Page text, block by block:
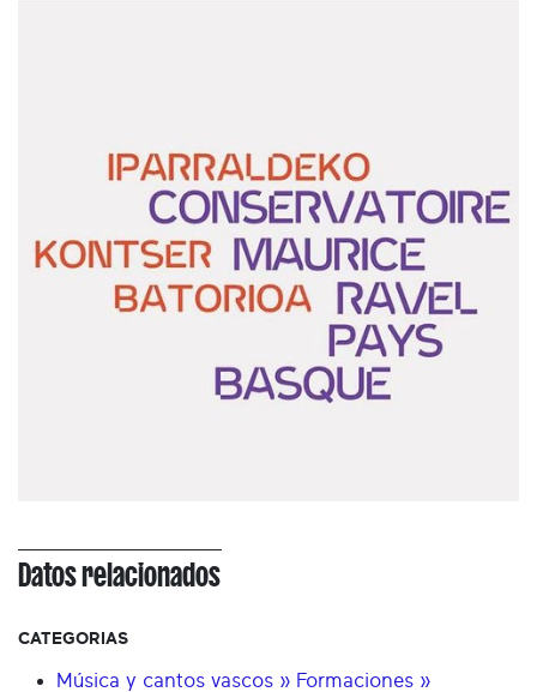
Datos relacionados
CATEGORIAS
Música y cantos vascos » Formaciones »